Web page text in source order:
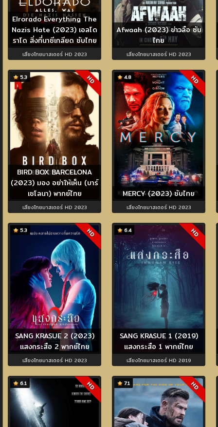
Elrorado Everything The
Nazis Hate (2023) เอลโด
ราโด สิ่งที่นาซีเกลียด ซับไทย
เสียงไทยมาสเตอร์ HD 2023
Afwaah (2023) ข่าวลือ ซับ
ไทย
เสียงไทยมาสเตอร์ HD 2023
BIRD BOX BARCELONA
(2023) มอง อย่าให้เห็น (บาร์
เซโลนา) พากย์ไทย
5.3 HD
เสียงไทยมาสเตอร์ HD 2023
MERCY (2023) ซับไทย
4.8 HD
เสียงไทยมาสเตอร์ HD 2023
SANG KRASUE 2 (2023)
แสงกระสือ 2 พากย์ไทย
5.3 HD
เสียงไทยมาสเตอร์ HD 2023
SANG KRASUE 1 (2019)
แสงกระสือ 1 พากย์ไทย
6.4 HD
เสียงไทยมาสเตอร์ HD 2019
6.1 HD 7.1 HD